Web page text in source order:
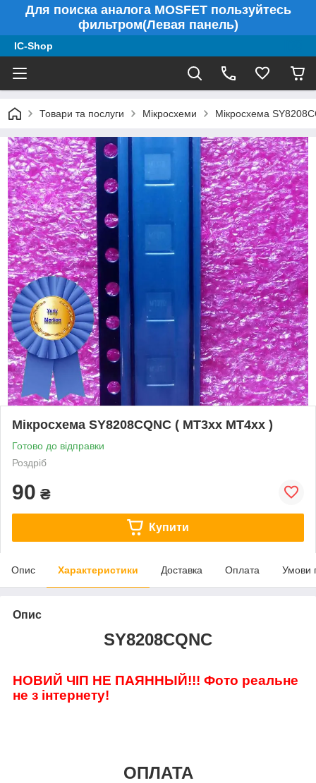
Для поиска аналога MOSFET пользуйтесь
фильтром(Левая панель)
IC-Shop
Товари та послуги Мікросхеми Мікросхема
Мікросхема SY8208CQNC ( MT3xx MT4xx )
Готово до відправки
Роздріб
90 ₴
Купити
Опис Характеристики Доставка Оплата Умови
Опис
SY8208CQNC
НОВИЙ ЧІП НЕ ПАЯННЫЙ!!! Фото реальне
не з інтернету!
ОПЛАТА